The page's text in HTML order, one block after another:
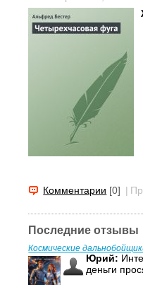
Комментарии [0] |
Последние отзывы
Космические
Юрий:
деньги